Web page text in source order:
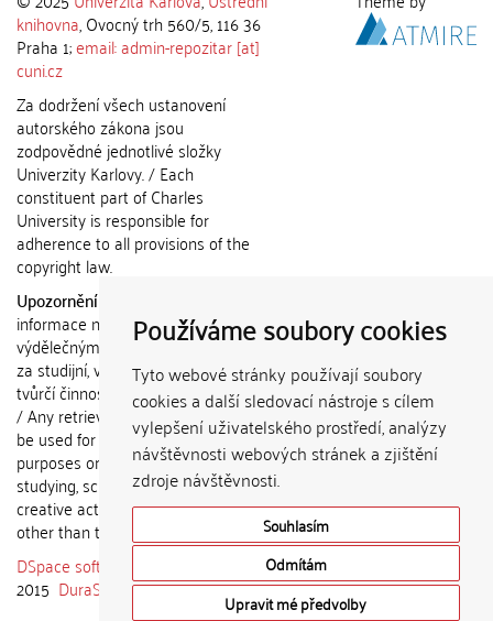
Používáme soubory cookies
Tyto webové stránky používají soubory
cookies a další sledovací nástroje s cílem
vylepšení uživatelského prostředí, analýzy
návštěvnosti webových stránek a zjištění
zdroje návštěvnosti.
Souhlasím
Odmítám
Upravit mé předvolby
knihovna, Ovocný trh 560/5, 116 36
Praha 1;email: admin-repozitar [at]
cuni.cz
Za dodržení všech ustanovení
autorského zákona jsou
zodpovědné jednotlivé složky
Univerzity Karlovy. / Each
constituent part of Charles
University is responsible for
adherence to all provisions of the
copyright law.
Upozornění / Notice:
informace nemohou být použity k
výdělečným účelům nebo vydávány
za studijní, vědeckou nebo jinou
tvůrčí činnost jiné osoby než autora.
/ Any retrieved information shall not
be used for any commercial
purposes or claimed as results of
studying, scientific or any other
creative activities of any person
other than the author.
DSpace software
copyright © 2002-
2015 DuraSpace